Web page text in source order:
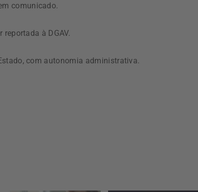
comunicado.
à DGAV.
com autonomia administrativa.